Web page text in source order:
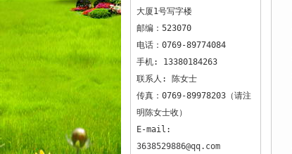
大厦1号写字楼
邮编：523070
电话：0769-89774084
手机: 13380184263
联系人: 陈女士
传真：0769-89978203（请注
明陈女士收）
E-mail:
3638529886@qq.com